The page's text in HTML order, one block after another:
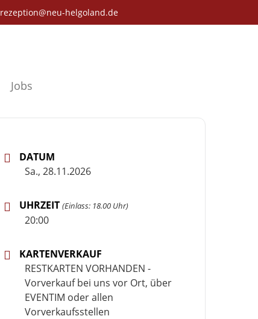
rezeption@neu-helgoland.de
Jobs
DATUM
Sa., 28.11.2026
UHRZEIT (Einlass: 18.00 Uhr)
20:00
KARTENVERKAUF
RESTKARTEN VORHANDEN -
Vorverkauf bei uns vor Ort, über
EVENTIM oder allen
Vorverkaufsstellen